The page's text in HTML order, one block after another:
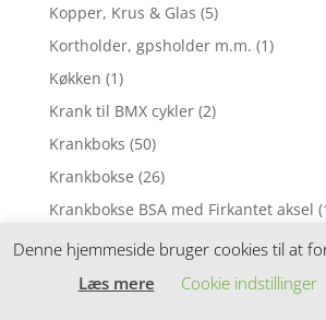
Kopper, Krus & Glas (5)
Kortholder, gpsholder m.m. (1)
Køkken (1)
Krank til BMX cykler (2)
Krankboks (50)
Krankbokse (26)
Krankbokse BSA med Firkantet aksel
Krankbokse BSA med Octalink aksel
Krankbokse BSA til GXP og DUB (2)
Denne hjemmeside bruger cookies til at
Læs mere
Cookie indstillinger